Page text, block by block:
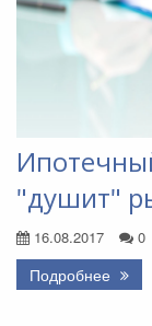
"душит"
16.08.2017 0
Подробнее